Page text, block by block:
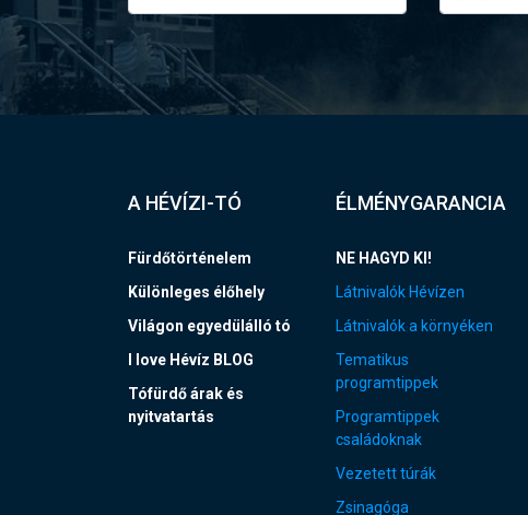
A HÉVÍZI-TÓ
Fürdőtörténelem
Különleges élőhely
Világon egyedülálló tó
I love Hévíz BLOG
Tófürdő árak és
nyitvatartás
ÉLMÉNYGARANCIA
NE HAGYD KI!
Látnivalók Hévízen
Látnivalók a környéken
Tematikus
programtippek
Programtippek
családoknak
Vezetett túrák
Zsinagóga